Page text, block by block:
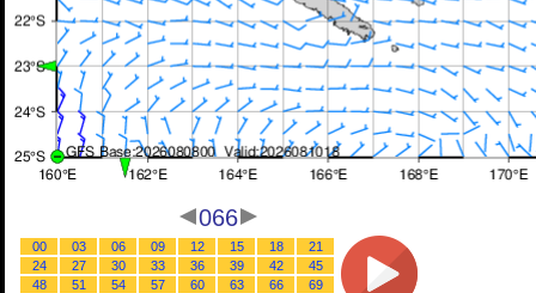
066
00 03 06 09 12 15 18
21
24
27 30 33 36 39 42
45
48
51 54 57 60 63 66
69